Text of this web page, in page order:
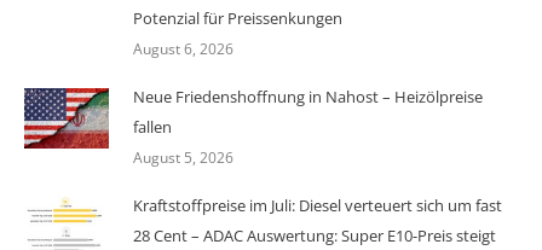
Potenzial für Preissenkungen
August 6, 2026
Neue Friedenshoffnung in Nahost – Heizölpreise
fallen
August 5, 2026
Kraftstoffpreise im Juli: Diesel verteuert sich um fast
28 Cent – ADAC Auswertung: Super E10-Preis steigt